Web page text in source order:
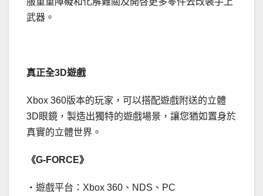
武器。
真正全3D遊戲
Xbox 360版本的玩家，可以搭配遊戲附送的立體
3D眼鏡，製造出獨特的遊戲場景，讓您猶如置身於
真實的立體世界。
《G-FORCE》
‧遊戲平台：Xbox 360、NDS、PC